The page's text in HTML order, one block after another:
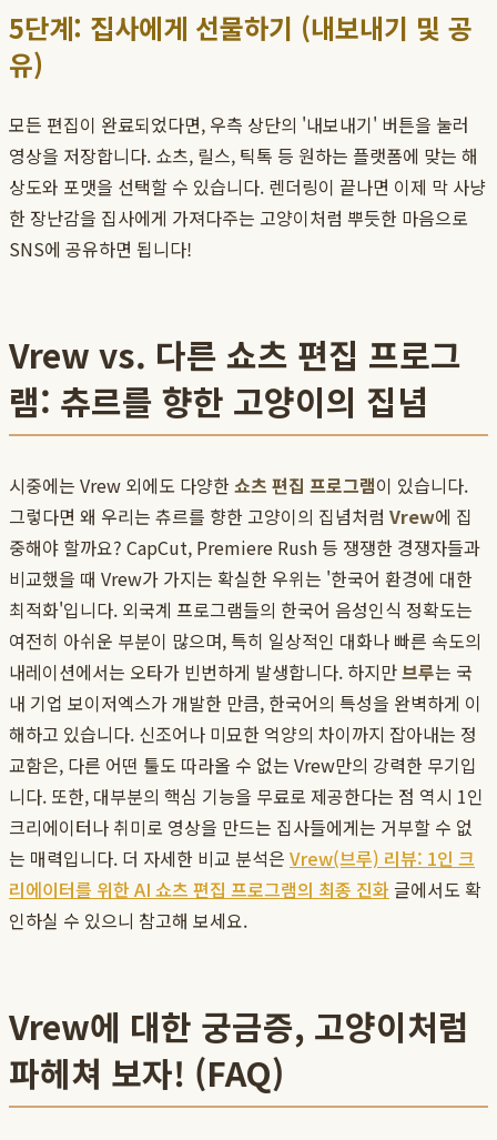
5단계: 집사에게 선물하기 (내보내기 및 공
유)
모든 편집이 완료되었다면, 우측 상단의 '내보내기' 버튼을 눌러
영상을 저장합니다. 쇼츠, 릴스, 틱톡 등 원하는 플랫폼에 맞는 해
상도와 포맷을 선택할 수 있습니다. 렌더링이 끝나면 이제 막 사냥
한 장난감을 집사에게 가져다주는 고양이처럼 뿌듯한 마음으로
SNS에 공유하면 됩니다!
Vrew vs. 다른 쇼츠 편집 프로그
램: 츄르를 향한 고양이의 집념
시중에는 Vrew 외에도 다양한쇼츠 편집 프로그램이 있습니다.
그렇다면 왜 우리는 츄르를 향한 고양이의 집념처럼 Vrew에 집
중해야 할까요? CapCut, Premiere Rush 등 쟁쟁한 경쟁자들과
비교했을 때 Vrew가 가지는 확실한 우위는 '한국어 환경에 대한
최적화'입니다. 외국계 프로그램들의 한국어 음성인식 정확도는
여전히 아쉬운 부분이 많으며, 특히 일상적인 대화나 빠른 속도의
내레이션에서는 오타가 빈번하게 발생합니다. 하지만브루는 국
내 기업 보이저엑스가 개발한 만큼, 한국어의 특성을 완벽하게 이
해하고 있습니다. 신조어나 미묘한 억양의 차이까지 잡아내는 정
교함은, 다른 어떤 툴도 따라올 수 없는 Vrew만의 강력한 무기입
니다. 또한, 대부분의 핵심 기능을 무료로 제공한다는 점 역시 1인
크리에이터나 취미로 영상을 만드는 집사들에게는 거부할 수 없
는 매력입니다. 더 자세한 비교 분석은 Vrew(브루) 리뷰: 1인 크
리에이터를 위한 AI 쇼츠 편집 프로그램의 최종 진화 글에서도 확
인하실 수 있으니 참고해 보세요.
Vrew에 대한 궁금증, 고양이처럼
파헤쳐 보자! (FAQ)